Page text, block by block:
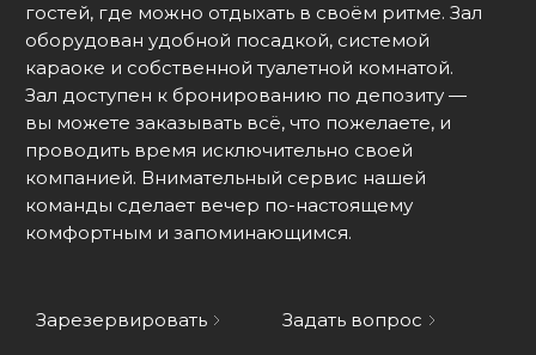
гостей, где можно отдыхать в своём ритме. Зал
оборудован удобной посадкой, системой
караоке и собственной туалетной комнатой.
Зал доступен к бронированию по депозиту —
вы можете заказывать всё, что пожелаете, и
проводить время исключительно своей
компанией. Внимательный сервис нашей
команды сделает вечер по-настоящему
комфортным и запоминающимся.
Зарезервировать Задать вопрос